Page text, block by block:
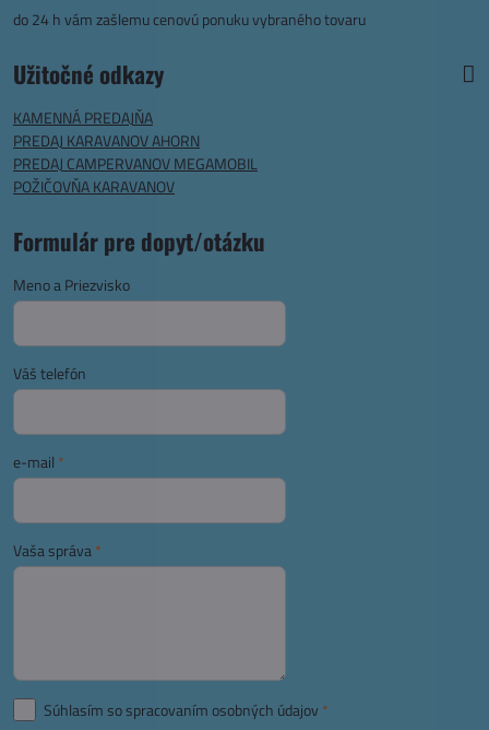
do 24 h vám zašlemu cenovú ponuku vybraného tovaru
Užitočné odkazy
KAMENNÁ PREDAJŇA
PREDAJ KARAVANOV AHORN
PREDAJ CAMPERVANOV MEGAMOBIL
POŽIČOVŇA KARAVANOV
Formulár pre dopyt/otázku
Meno a Priezvisko
Váš telefón
e-mail *
Vaša správa*
Súhlasím so spracovaním osobných údajov *